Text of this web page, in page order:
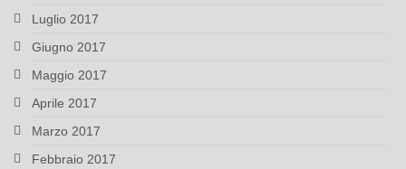
Luglio 2017
Giugno 2017
Maggio 2017
Aprile 2017
Marzo 2017
Febbraio 2017